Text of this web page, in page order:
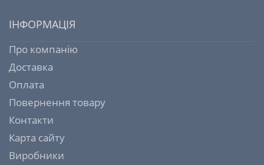
ІНФОРМАЦІЯ
Про компанію
Доставка
Оплата
Повернення товару
Контакти
Карта сайту
Виробники